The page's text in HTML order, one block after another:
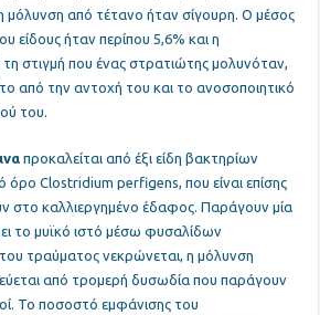
μόλυνση από τέτανο ήταν σίγουρη. Ο μέσος
είδους ήταν περίπου 5,6% και η
στιγμή που ένας στρατιώτης μολυνόταν,
από την αντοχή του και το ανοσοποιητικό
του.
προκαλείται από έξι είδη βακτηρίων
Clostridium perfigens, που είναι επίσης
στο καλλιεργημένο έδαφος. Παράγουν μία
το μυϊκό ιστό μέσω φυσαλίδων
τραύματος νεκρώνεται, η μόλυνση
από τρομερή δυσωδία που παράγουν
Το ποσοστό εμφάνισης του